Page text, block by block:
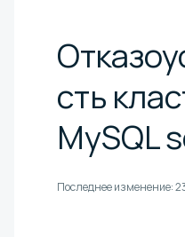
сть
MySQL
Последнее изменение: